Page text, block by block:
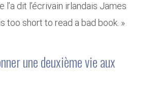
l’a dit l’écrivain irlandais James
too short to read a bad book. »
une deuxième vie aux